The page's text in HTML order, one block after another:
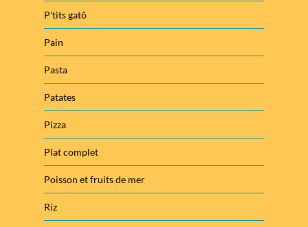
P'tits gatô
Pain
Pasta
Patates
Pizza
Plat complet
Poisson et fruits de mer
Riz